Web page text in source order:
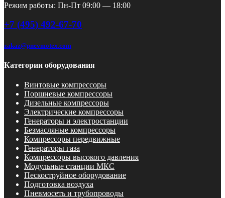
Режим работы: Пн-Пт 09:00 — 18:00
+7 (495) 492-67-70
zakaz@pnevmotex.com
Категории оборудования
Винтовые компрессоры
Поршневые компрессоры
Дизельные компрессоры
Электрические компрессоры
Генераторы и электростанции
Безмасляные компрессоры
Компрессоры передвижные
Генераторы газа
Компрессоры высокого давления
Модульные станции МКС
Пескоструйное оборудование
Подготовка воздуха
Пневмосеть и трубопроводы